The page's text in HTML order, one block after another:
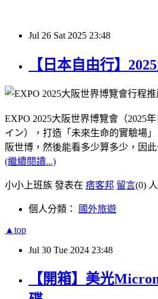
Jul 26 Sat 2025 23:48
【日本自由行】
EXPO 2025大阪世界博覽會（2025
イン），打造「未來生命的實驗場
阪世博，然後能看多少算多少，因
(繼續閱讀...)
小小上班族 發表在 痞客邦 留言(0)
個人分類： 國外旅遊
▲top
Jul 30 Tue 2024 23:48
【開箱】美光